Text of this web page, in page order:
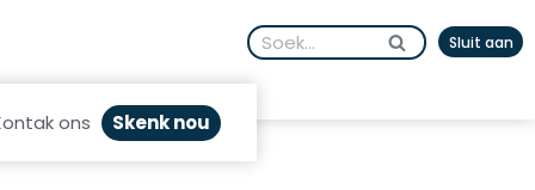
Search
for:
Sluit aan
ons Skenk nou